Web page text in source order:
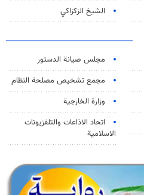
الشيخ الزكزاكي
مجلس صيانة الدستور
مجمع تشخيص مصلحة النظام
وزارة الخارجية
اتحاد الاذاعات والتلفزيونات
الاسلامية